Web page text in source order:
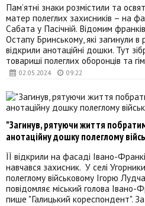
02.05.2024 09:22
Пам’ятні знаки розмістили та
матер полеглих захисників – на
Сабата у Пасічній. Відомим
Остапу Бринському, які загинули в
відкрили анотаційні дошки. Тут
товариші полеглих оборонців та
"Загинув, рятуючи життя
анотаційну дошку полеглому
ЇЇ відкрили на фасаді Івано-
навчався захисник. У селі
полеглому військовому Ігорю
повідомляє міський голова Івано-
пише "Галицький кореспондент". За